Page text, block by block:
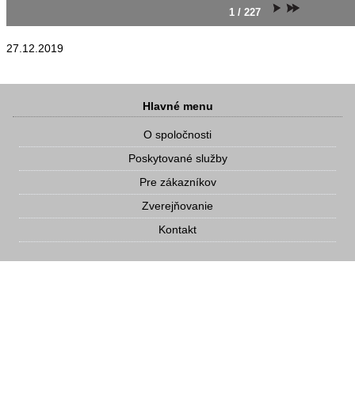
1 / 227
27.12.2019
Hlavné menu
O spoločnosti
Poskytované služby
Pre zákazníkov
Zverejňovanie
Kontakt